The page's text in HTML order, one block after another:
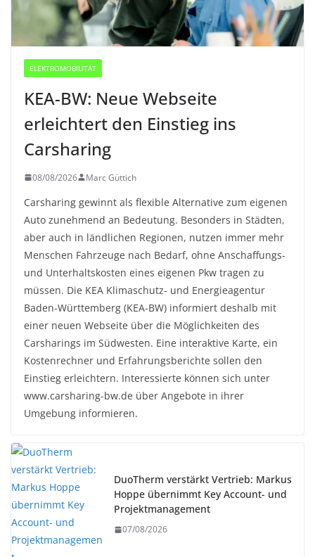
ELEKTROMOBILITÄT
KEA-BW: Neue Webseite
erleichtert den Einstieg ins
Carsharing
08/08/2026 Marc Güttich
Carsharing gewinnt als flexible Alternative zum eigenen
Auto zunehmend an Bedeutung. Besonders in Städten,
aber auch in ländlichen Regionen, nutzen immer mehr
Menschen Fahrzeuge nach Bedarf, ohne Anschaffungs-
und Unterhaltskosten eines eigenen Pkw tragen zu
müssen. Die KEA Klimaschutz- und Energieagentur
Baden-Württemberg (KEA-BW) informiert deshalb mit
einer neuen Webseite über die Möglichkeiten des
Carsharings im Südwesten. Eine interaktive Karte, ein
Kostenrechner und Erfahrungsberichte sollen den
Einstieg erleichtern. Interessierte können sich unter
www.carsharing-bw.de über Angebote in ihrer
Umgebung informieren.
DuoTherm verstärkt Vertrieb: Markus
Hoppe übernimmt Key Account- und
Projektmanagement
07/08/2026